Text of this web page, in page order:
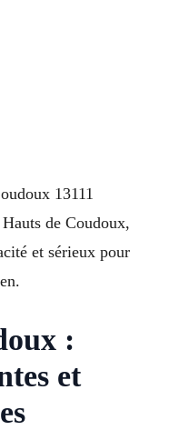
13111
de Coudoux,
et sérieux pour
:
et